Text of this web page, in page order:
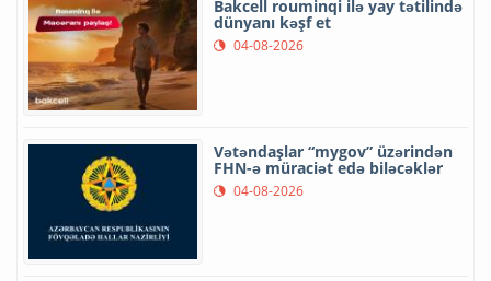
Bakcell rouminqi ilə yay tətilində
dünyanı kəşf et
04-08-2026
Vətəndaşlar “mygov” üzərindən
FHN-ə müraciət edə biləcəklər
04-08-2026